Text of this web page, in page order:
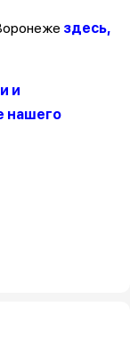
здесь,
и
нашего